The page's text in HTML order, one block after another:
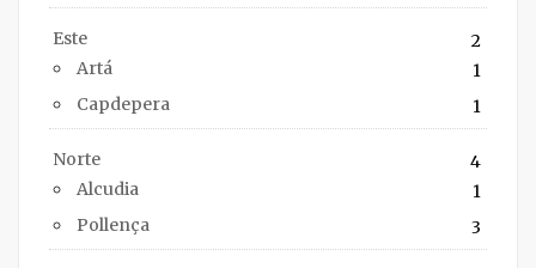
Este
2
Artá
1
Capdepera
1
Norte
4
Alcudia
1
Pollença
3